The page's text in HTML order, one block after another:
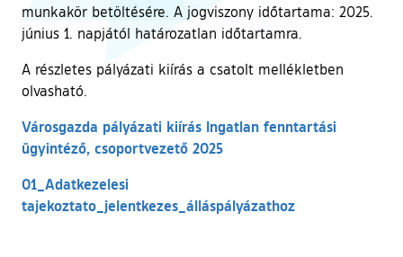
munkakör betöltésére. A jogviszony időtartama: 2025.
június 1. napjától határozatlan időtartamra.
A részletes pályázati kiírás a csatolt mellékletben
olvasható.
Városgazda pályázati kiírás Ingatlan fenntartási
ügyintéző, csoportvezető 2025
01_Adatkezelesi
tajekoztato_jelentkezes_álláspályázathoz